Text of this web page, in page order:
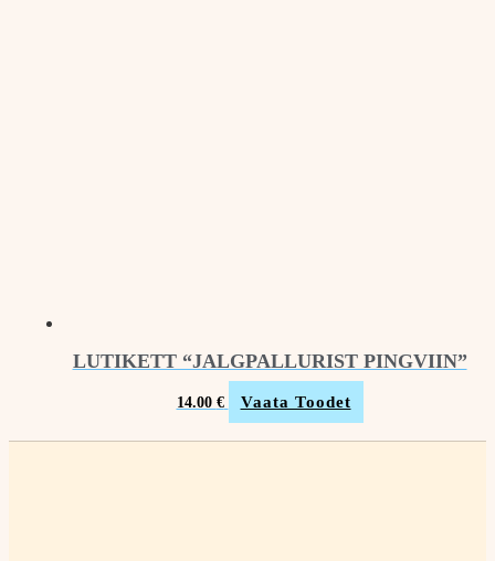
LUTIKETT “JALGPALLURIST PINGVIIN”
14.00 € Vaata Toodet